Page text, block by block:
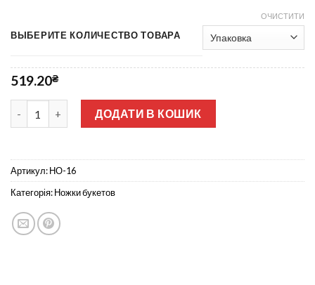
ВЫБЕРИТЕ КОЛИЧЕСТВО ТОВАРА
ОЧИСТИТИ
519.20₴
Ножка 7-ка 42 см НО-16 кількість
ДОДАТИ В КОШИК
Артикул:НО-16
Категорія:Ножки букетов